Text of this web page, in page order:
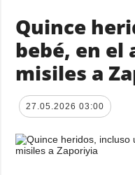
Quince
bebé, en el
misiles a
27.05.2026 03:00